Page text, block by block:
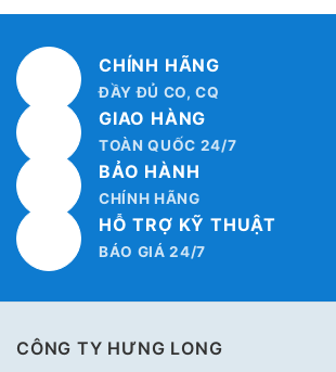
CHÍNH HÃNG
ĐẦY ĐỦ CO, CQ
GIAO HÀNG
TOÀN QUỐC 24/7
BẢO HÀNH
CHÍNH HÃNG
HỖ TRỢ KỸ THUẬT
BÁO GIÁ 24/7
CÔNG TY HƯNG LONG